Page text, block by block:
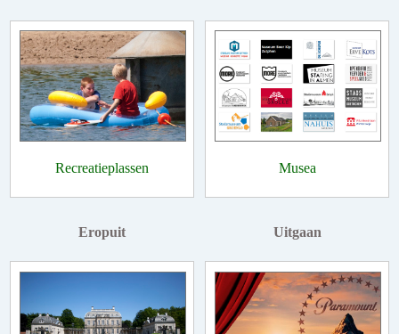
Recreatieplassen Musea
Eropuit Uitgaan